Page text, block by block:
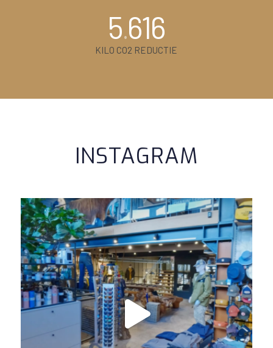
5.616
KILO CO2 REDUCTIE
INSTAGRAM